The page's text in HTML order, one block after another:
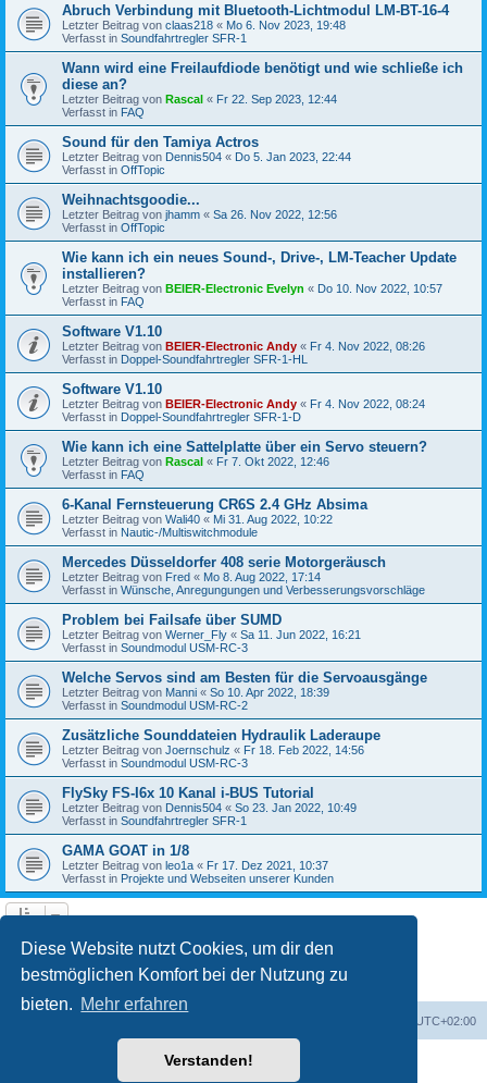
Diese Website nutzt Cookies, um dir den
bestmöglichen Komfort bei der Nutzung zu
bieten. Mehr erfahren
Verstanden!
Abruch Verbindung mit Bluetooth-Lichtmodul LM-BT-16-4
Letzter Beitrag von claas218 « Mo 6. Nov 2023, 19:48
Verfasst in Soundfahrtregler SFR-1
Wann wird eine Freilaufdiode benötigt und wie schließe ich
diese an?
Letzter Beitrag von Rascal « Fr 22. Sep 2023, 12:44
Verfasst in FAQ
Sound für den Tamiya Actros
Letzter Beitrag von Dennis504 « Do 5. Jan 2023, 22:44
Verfasst in OffTopic
Weihnachtsgoodie...
Letzter Beitrag von jhamm « Sa 26. Nov 2022, 12:56
Verfasst in OffTopic
Wie kann ich ein neues Sound-, Drive-, LM-Teacher Update
installieren?
Letzter Beitrag von BEIER-Electronic Evelyn « Do 10. Nov 2022, 10:57
Verfasst in FAQ
Software V1.10
Letzter Beitrag von BEIER-Electronic Andy « Fr 4. Nov 2022, 08:26
Verfasst in Doppel-Soundfahrtregler SFR-1-HL
Software V1.10
Letzter Beitrag von BEIER-Electronic Andy « Fr 4. Nov 2022, 08:24
Verfasst in Doppel-Soundfahrtregler SFR-1-D
Wie kann ich eine Sattelplatte über ein Servo steuern?
Letzter Beitrag von Rascal « Fr 7. Okt 2022, 12:46
Verfasst in FAQ
6-Kanal Fernsteuerung CR6S 2.4 GHz Absima
Letzter Beitrag von Wali40 « Mi 31. Aug 2022, 10:22
Verfasst in Nautic-/Multiswitchmodule
Mercedes Düsseldorfer 408 serie Motorgeräusch
Letzter Beitrag von Fred « Mo 8. Aug 2022, 17:14
Verfasst in Wünsche, Anregungungen und Verbesserungsvorschläge
Problem bei Failsafe über SUMD
Letzter Beitrag von Werner_Fly « Sa 11. Jun 2022, 16:21
Verfasst in Soundmodul USM-RC-3
Welche Servos sind am Besten für die Servoausgänge
Letzter Beitrag von Manni « So 10. Apr 2022, 18:39
Verfasst in Soundmodul USM-RC-2
Zusätzliche Sounddateien Hydraulik Laderaupe
Letzter Beitrag von Joernschulz « Fr 18. Feb 2022, 14:56
Verfasst in Soundmodul USM-RC-3
FlySky FS-I6x 10 Kanal i-BUS Tutorial
Letzter Beitrag von Dennis504 « So 23. Jan 2022, 10:49
Verfasst in Soundfahrtregler SFR-1
GAMA GOAT in 1/8
Letzter Beitrag von leo1a « Fr 17. Dez 2021, 10:37
Verfasst in Projekte und Webseiten unserer Kunden
Die Suche ergab 122 Treffer 1 2 3 4
UTC+02:00
Powered byphpBB® Forum Software © phpBB Limited
phpBB.de